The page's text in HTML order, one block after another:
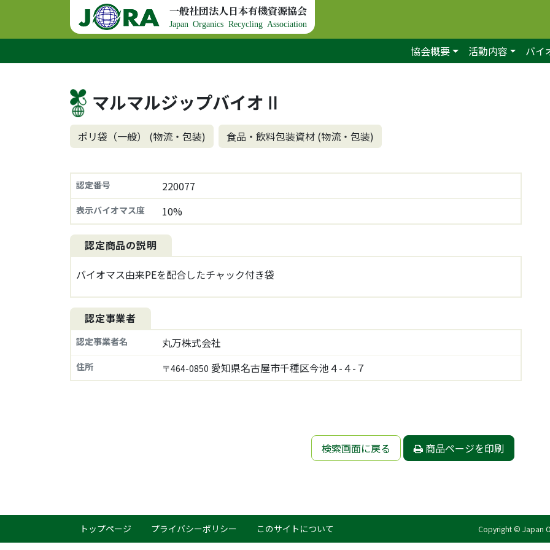
コンテンツへスキップ
メインナビゲーション
一般社団法人日本有機資源協会
Japan Organics Recycling Association
協会概要 活動内容 バイ
マルマルジップバイオⅡ
ポリ袋（一般） (物流・包装) 食品・飲料包装資材 (物流・包装)
認定番号 220077
表示バイオマス度 10%
認定商品の説明
バイオマス由来PEを配合したチャック付き袋
認定事業者
認定事業者名 丸万株式会社
住所 〒464-0850 愛知県名古屋市千種区今池４-４-７
検索画面に戻る 商品ページを印刷
トップページ プライバシーポリシー このサイトについて Copyright © Japan